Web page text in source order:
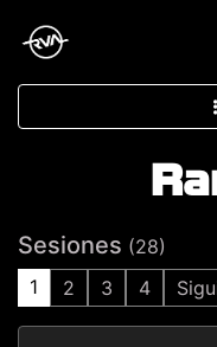
Sesiones (28)
1
2 3 4